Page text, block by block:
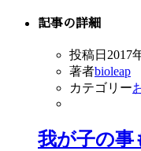
記事の詳細
投稿日 2017
著者bioleap
カテゴリー
我が子の